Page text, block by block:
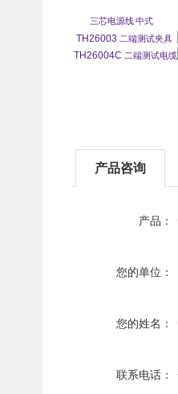
三芯电源线中式
TH26003 二端测试夹具
TH26004C 二端测试电缆
产品咨询
产品：
您的单位：
您的姓名：
联系电话：